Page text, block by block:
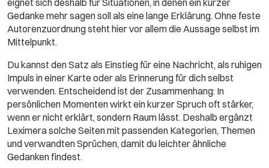
Gedanke mehr sagen soll als eine lange Erklärung. Ohne feste
Autorenzuordnung steht hier vor allem die Aussage selbst im
Mittelpunkt.
Du kannst den Satz als Einstieg für eine Nachricht, als ruhigen
Impuls in einer Karte oder als Erinnerung für dich selbst
verwenden. Entscheidend ist der Zusammenhang: In
persönlichen Momenten wirkt ein kurzer Spruch oft stärker,
wenn er nicht erklärt, sondern Raum lässt. Deshalb ergänzt
Leximera solche Seiten mit passenden Kategorien, Themen
und verwandten Sprüchen, damit du leichter ähnliche
Gedanken findest.